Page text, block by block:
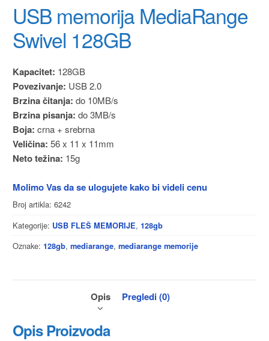
USB memorija MediaRange
Swivel 128GB
Kapacitet: 128GB
Povezivanje: USB 2.0
Brzina čitanja: do 10MB/s
Brzina pisanja: do 3MB/s
Boja: crna + srebrna
Veličina: 56 x 11 x 11mm
Neto težina: 15g
Molimo Vas da se ulogujete kako bi videli cenu
Broj artikla: 6242
Kategorije: USB FLEŠ MEMORIJE, 128gb
Oznake: 128gb, mediarange, mediarange memorije
Opis Pregledi (0)
Opis Proizvoda